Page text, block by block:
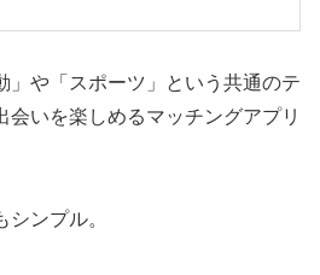
」や「スポーツ」という共通のテ
会いを楽しめるマッチングアプリ
ンプル。